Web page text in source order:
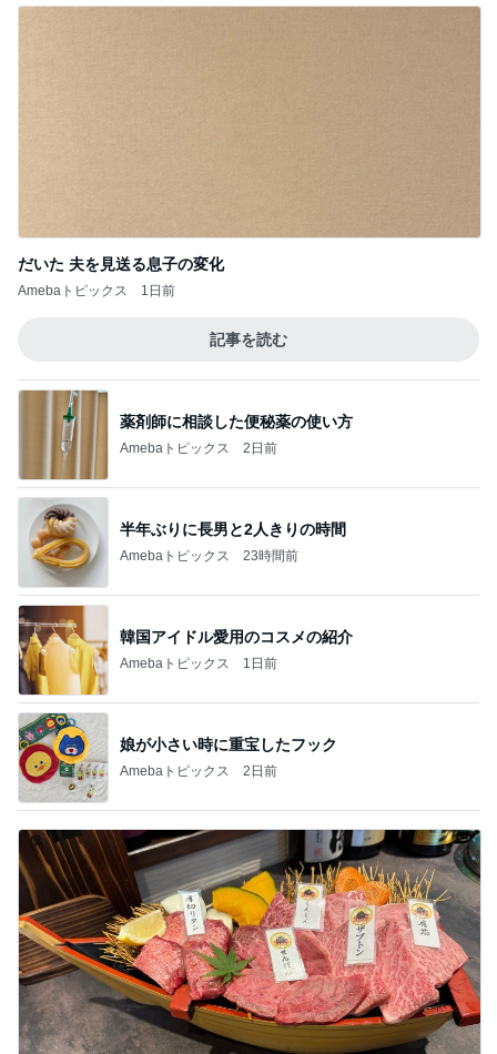
だいた 夫を見送る息子の変化
Amebaトピックス 1日前
記事を読む
薬剤師に相談した便秘薬の使い方
Amebaトピックス 2日前
半年ぶりに長男と2人きりの時間
Amebaトピックス 23時間前
韓国アイドル愛用のコスメの紹介
Amebaトピックス 1日前
娘が小さい時に重宝したフック
Amebaトピックス 2日前